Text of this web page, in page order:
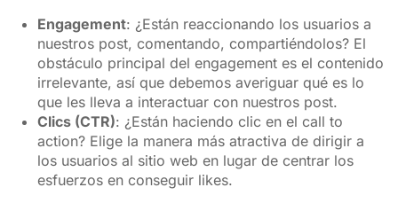
Engagement: ¿Están reaccionando los usuarios a
nuestros post, comentando, compartiéndolos? El
obstáculo principal del engagement es el contenido
irrelevante, así que debemos averiguar qué es lo
que les lleva a interactuar con nuestros post.
Clics (CTR): ¿Están haciendo clic en el call to
action? Elige la manera más atractiva de dirigir a
los usuarios al sitio web en lugar de centrar los
esfuerzos en conseguir likes.